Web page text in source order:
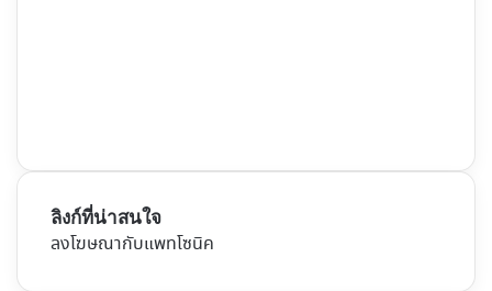
ลิงก์ที่น่าสนใจ
ลงโฆษณากับแพทโซนิค